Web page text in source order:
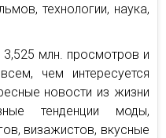
технологии, наука,
млн. просмотров и
чем интересуется
новости из жизни
тенденции моды,
визажистов, вкусные